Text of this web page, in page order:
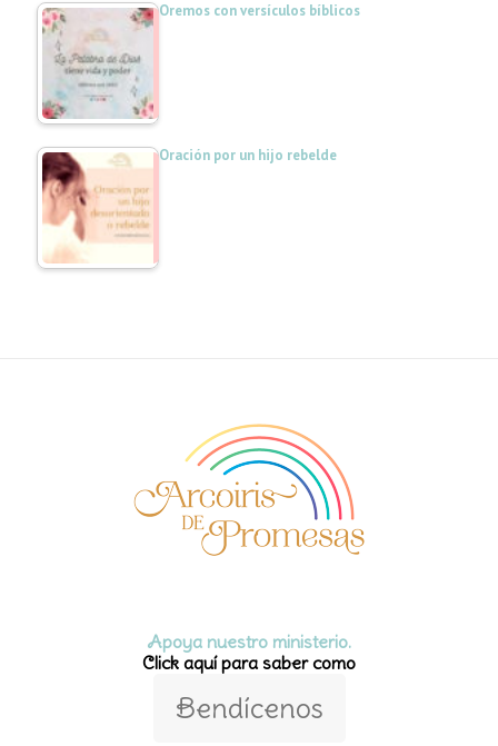
Oremos con versículos bíblicos
Oración por un hijo rebelde
Apoya nuestro ministerio.
Click aquí para saber como
Bendícenos